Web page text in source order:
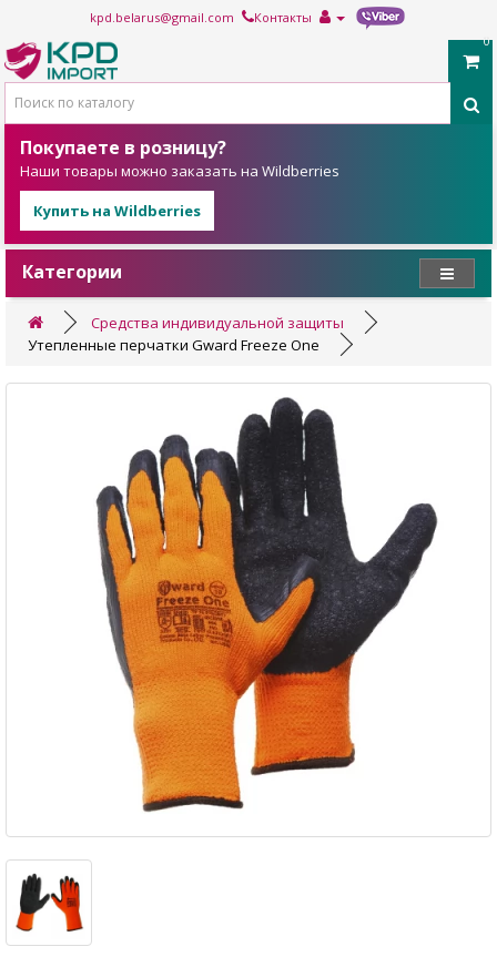
kpd.belarus@gmail.com
Контакты
0
Покупаете в розницу?
Наши товары можно заказать на Wildberries
Купить на Wildberries
Категории
Средства индивидуальной защиты
Утепленные перчатки Gward Freeze One